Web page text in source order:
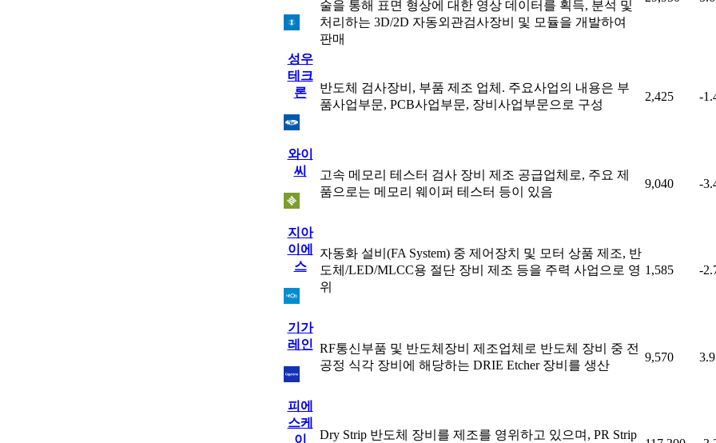
술을 통해 표면 형상에 대한 영상 데이터를 획득, 분석 및
처리하는 3D/2D 자동외관검사장비 및 모듈을 개발하여
판매
성우
테크
론
반도체 검사장비, 부품 제조 업체. 주요사업의 내용은 부
품사업부문, PCB사업부문, 장비사업부문으로 구성
2,425 -
와이
씨
고속 메모리 테스터 검사 장비 제조 공급업체로, 주요 제
품으로는 메모리 웨이퍼 테스터 등이 있음
9,040 -
지아
이에
스
자동화 설비(FA System) 중 제어장치 및 모터 상품 제조, 반
도체/LED/MLCC용 절단 장비 제조 등을 주력 사업으로 영
위
1,585 -
기가
레인 RF통신부품 및 반도체장비 제조업체로 반도체 장비 중 전
공정 식각 장비에 해당하는 DRIE Etcher 장비를 생산
9,570
피에
스케
이
Dry Strip 반도체 장비를 제조를 영위하고 있으며, PR Strip